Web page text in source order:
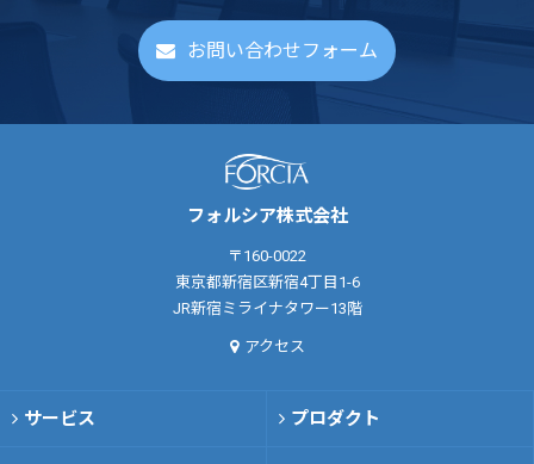
お問い合わせフォーム
フォルシア株式会社
〒160-0022
東京都新宿区新宿4丁目1-6
JR新宿ミライナタワー13階
アクセス
サービス プロダクト